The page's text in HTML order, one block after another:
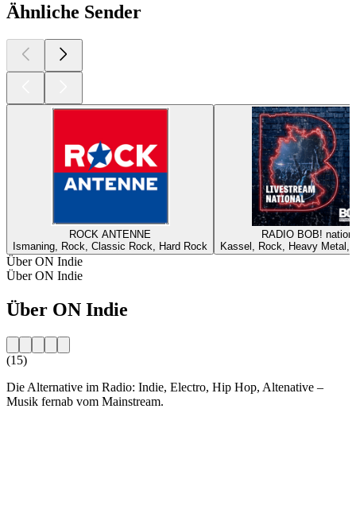
Ähnliche Sender
ROCK ANTENNE
Ismaning, Rock, Classic Rock, Hard Rock
RADIO BOB!
Kassel, Rock, Heavy Metal,
Über ON Indie
Über ON Indie
Über ON Indie
(15)
Die Alternative im Radio: Indie, Electro, Hip Hop, Altenative –
Musik fernab vom Mainstream.